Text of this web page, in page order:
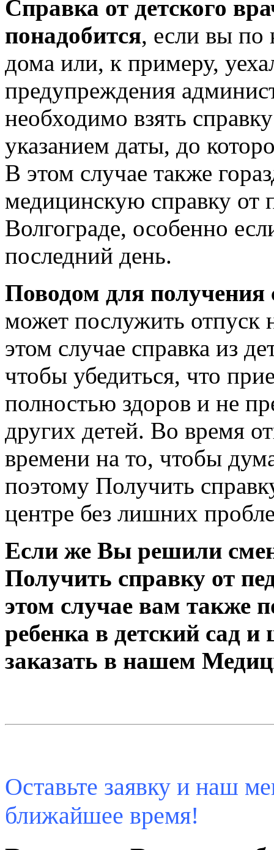
Справка от детского
понадобится, если вы по
дома или, к примеру,
предупреждения
необходимо взять
указанием даты, до
В этом случае также
медицинскую справку от
Волгограде, особенно
последний день.
Поводом для получения
может послужить отпуск
этом случае справка из
чтобы убедиться, что
полностью здоров и не
других детей. Во время
времени на то, чтобы
поэтому Получить
центре без лишних
Если же Вы решили
Получить справку от
этом случае вам также
ребенка в детский сад
заказать в нашем
Оставьте заявку и наш
ближайшее время!